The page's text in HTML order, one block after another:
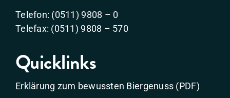
Telefon: (0511) 9808 – 0
Telefax: (0511) 9808 – 570
Quicklinks
Erklärung zum bewussten Biergenuss (PDF)